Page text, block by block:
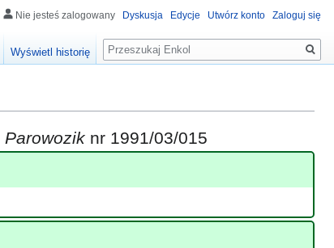
Parowozik nr 1991/03/015
Nie jesteś zalogowany Dyskusja Edycje Utwórz konto Zaloguj się
Wyświetl historię
Szukaj